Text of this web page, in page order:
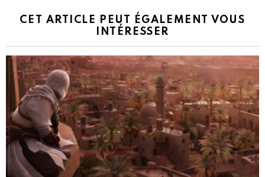
CET ARTICLE PEUT ÉGALEMENT VOUS
INTÉRESSER